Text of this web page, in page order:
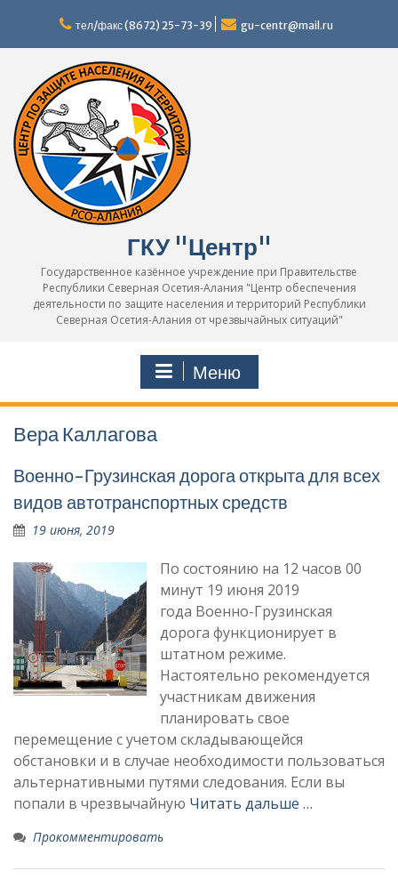
содержимому
тел/факс (8672) 25-73-39 gu-centr@mail.ru
ГКУ "Центр"
Государственное казённое учреждение при Правительстве
Республики Северная Осетия-Алания "Центр обеспечения
деятельности по защите населения и территорий Республики
Северная Осетия-Алания от чрезвычайных ситуаций"
Меню
Вера Каллагова
Военно-Грузинская дорога открыта для всех
видов автотранспортных средств
19 июня, 2019
По состоянию на 12 часов 00
минут 19 июня 2019
года Военно-Грузинская
дорога функционирует в
штатном режиме.
Настоятельно рекомендуется
участникам движения
планировать свое
перемещение с учетом складывающейся
обстановки и в случае необходимости пользоваться
альтернативными путями следования. Если вы
попали в чрезвычайную Читать дальше …
Прокомментировать